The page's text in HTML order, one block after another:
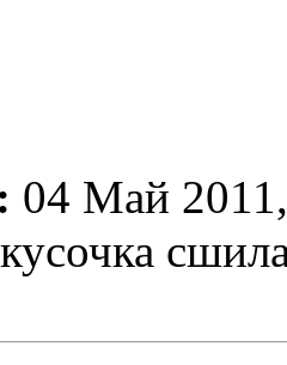
04 Май